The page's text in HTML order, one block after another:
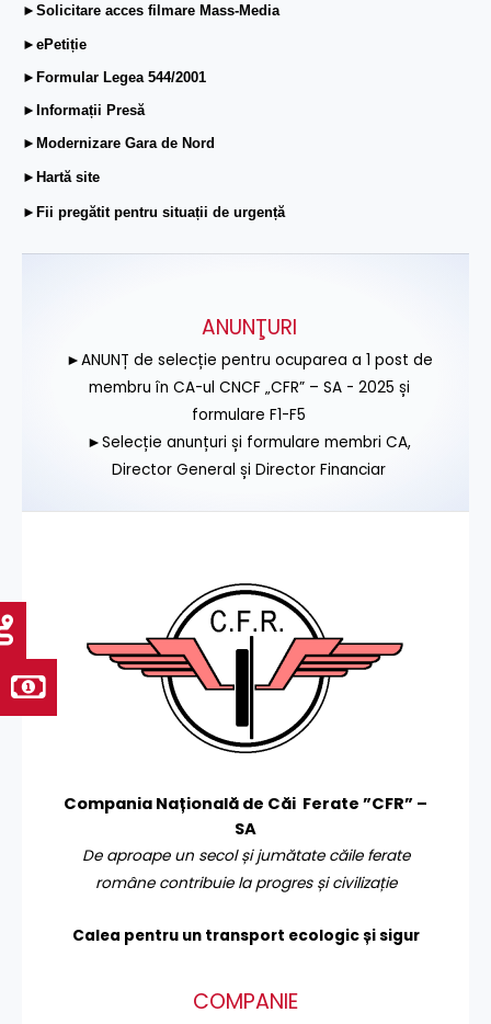
►Solicitare acces filmare Mass-Media
►ePetiție
►Formular Legea 544/2001
►Informații Presă
►Modernizare Gara de Nord
►Hartă site
►Fii pregătit pentru situații de urgență
ANUNŢURI
►ANUNȚ de selecție pentru ocuparea a 1 post de
membru în CA-ul CNCF „CFR” – SA - 2025 și
formulare F1-F5
►Selecție anunțuri și formulare membri CA,
Director General și Director Financiar
Compania Națională de Căi Ferate ”CFR” –
SA
De aproape un secol și jumătate căile ferate
române contribuie la progres și civilizație
Calea pentru un transport ecologic și sigur
COMPANIE